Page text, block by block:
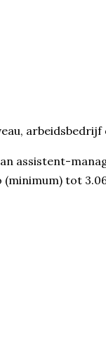
assistent-
(minimum) tot